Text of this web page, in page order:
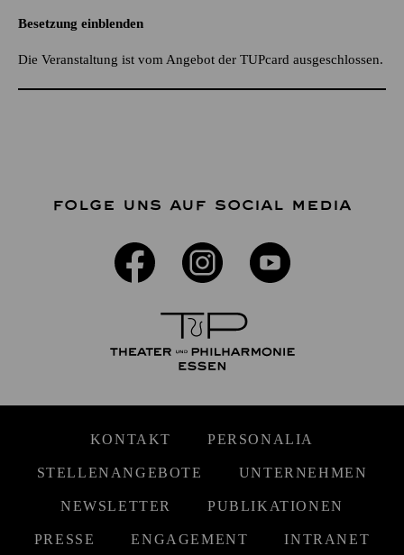
Besetzung einblenden
Die Veranstaltung ist vom Angebot der TUPcard ausgeschlossen.
FOLGE UNS AUF SOCIAL MEDIA
KONTAKT PERSONALIA
STELLENANGEBOTE UNTERNEHMEN
NEWSLETTER PUBLIKATIONEN
PRESSE ENGAGEMENT INTRANET